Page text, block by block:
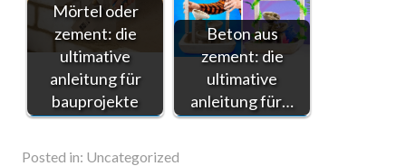
Mörtel oder
zement: die
ultimative
anleitung für
bauprojekte
Beton aus
zement: die
ultimative
anleitung für…
Posted in: Uncategorized